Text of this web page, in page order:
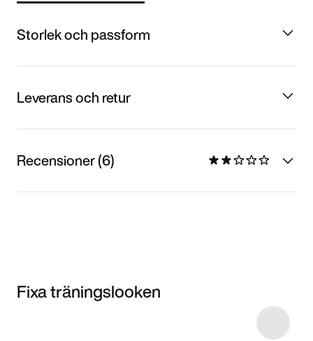
Storlek och passform
Leverans och retur
Recensioner (6)
Fixa träningslooken